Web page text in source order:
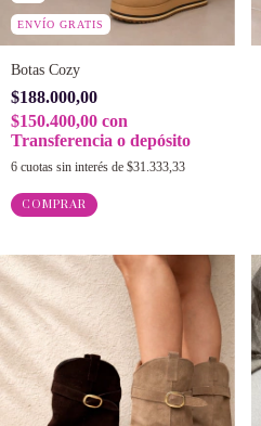
ENVÍO GRATIS
Botas Cozy
$188.000,00
$150.400,00 con
Transferencia o depósito
6 cuotas sin interés de $31.333,33
COMPRAR